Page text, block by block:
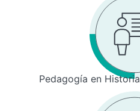
Pedagogía en